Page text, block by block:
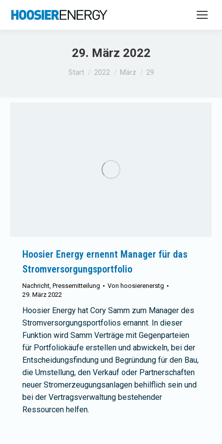
29. März 2022
Sie befinden sich hier:
Start 2022 März 29
Hoosier Energy ernennt Manager für das
Stromversorgungsportfolio
Nachricht, Pressemitteilung Von hoosierenerstg
29. März 2022
Hoosier Energy hat Cory Samm zum Manager des
Stromversorgungsportfolios ernannt. In dieser
Funktion wird Samm Verträge mit Gegenparteien
für Portfoliokäufe erstellen und abwickeln, bei der
Entscheidungsfindung und Begründung für den Bau,
die Umstellung, den Verkauf oder Partnerschaften
neuer Stromerzeugungsanlagen behilflich sein und
bei der Vertragsverwaltung bestehender
Ressourcen helfen.